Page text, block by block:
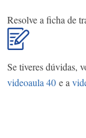
Resolve a ficha de
Se tiveres dúvidas,
videoaula 40 e a